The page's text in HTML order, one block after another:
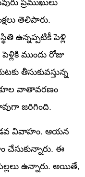
ప్రముఖులు
తెలిపారు.
ఉన్నప్పటికీ పెళ్లి
ముందు రోజు
తీసుకువస్తున్న
వాతావరణం
జరిగింది.
వివాహం. ఆయన
ఈ
ఉన్నారు. అయితే,